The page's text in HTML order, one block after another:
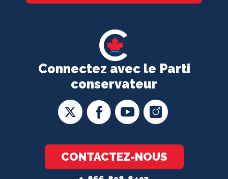
Connectez avec le Parti
conservateur
CONTACTEZ-NOUS